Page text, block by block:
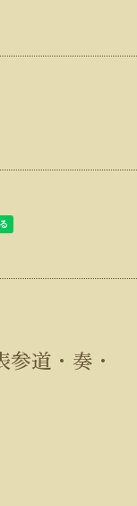
参道・奏・